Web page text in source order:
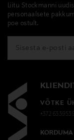
Liitu Stockmanni
personaalsete
poe ostult.
VÕTKE
+372